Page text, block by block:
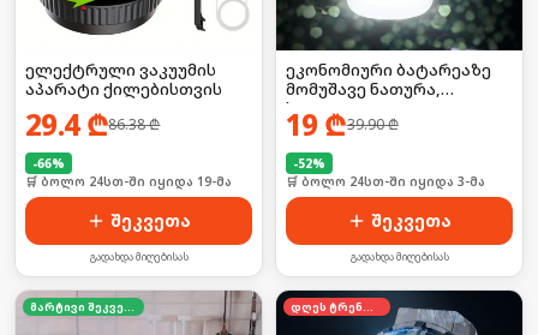
ელექტრული ვაკუუმის
აპარატი ქილებისთვის
29.4₾86.38₾
-66%
🛒 ბოლო 24სთ-ში იყიდა 19-მა
შეკვეთა
გადახდა მიღებისას
ეკონომიური ბატარეაზე
მომუშავე ნათურა,
საკიდით
19 ₾39.90₾
-52%
🛒 ბოლო 24სთ-ში იყიდა 3-მა
შეკვეთა
გადახდა მიღებისას
მარტივი შეკვეთა დღეს ტრენდში